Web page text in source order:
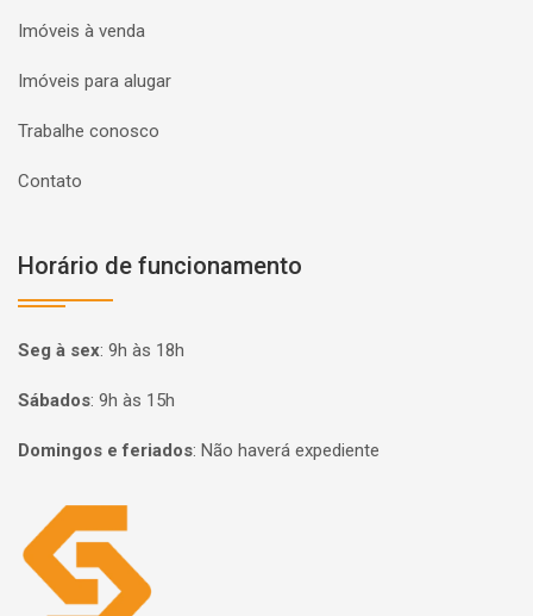
Imóveis à venda
Imóveis para alugar
Trabalhe conosco
Contato
Horário de funcionamento
Seg à sex: 9h às 18h
Sábados: 9h às 15h
Domingos e feriados: Não haverá expediente
Página inicial